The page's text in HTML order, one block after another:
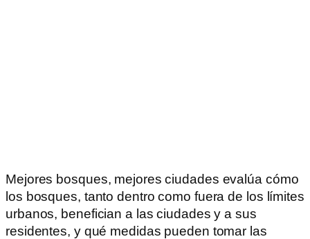
Mejores bosques, mejores ciudades evalúa cómo
los bosques, tanto dentro como fuera de los límites
urbanos, benefician a las ciudades y a sus
residentes, y qué medidas pueden tomar las